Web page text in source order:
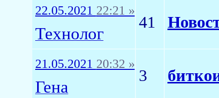
22.05.2021 22:21 »
Технолог
41
21.05.2021 20:32 »
Гена
3